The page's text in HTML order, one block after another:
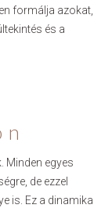
formálja azokat,
és a
Minden egyes
de ezzel
is. Ez a dinamika